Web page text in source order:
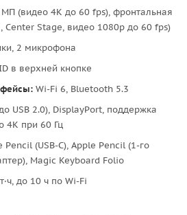
(видео 4K до 60 fps), фронтальная
Stage, видео 1080p до 60 fps)
2 микрофона
в верхней кнопке
Wi-Fi 6, Bluetooth 5.3
USB 2.0), DisplayPort, поддержка
4K при 60 Гц
Pencil (USB-C), Apple Pencil (1-го
Magic Keyboard Folio
до 10 ч по Wi-Fi